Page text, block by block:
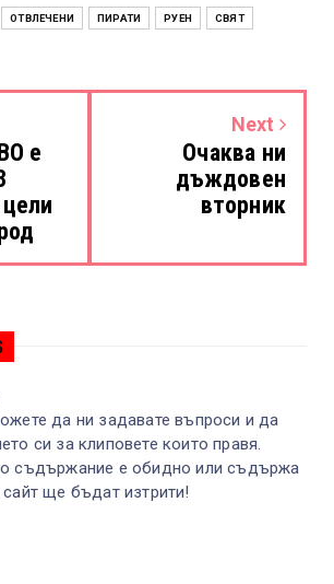
ОТВЛЕЧЕНИ ПИРАТИ РУЕН СВЯТ
е
Next
Очаква ни
дъждовен
вторник
да ни задавате въпроси и да
си за клиповете които правя.
съдържание е обидно или съдържа
ще бъдат изтрити!